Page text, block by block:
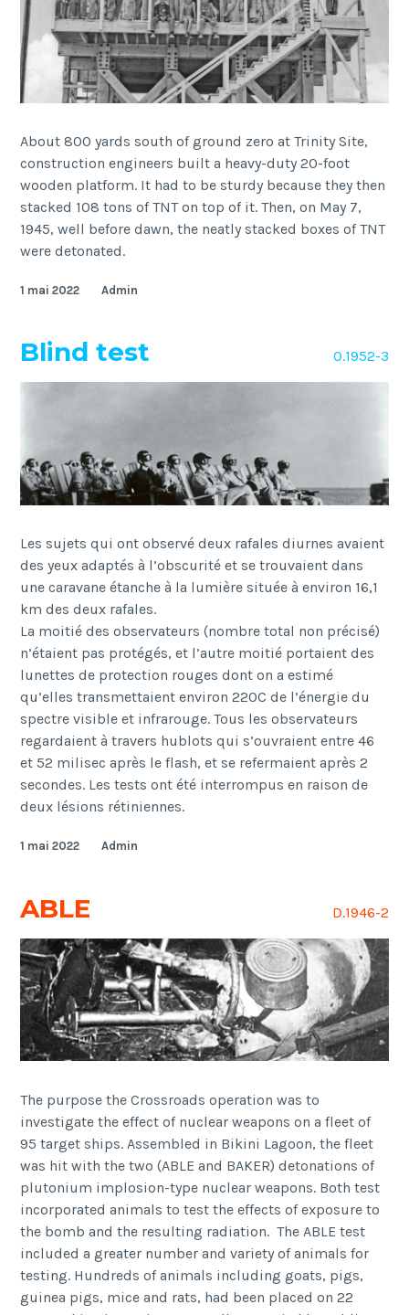
About 800 yards south of ground zero at Trinity Site,
construction engineers built a heavy-duty 20-foot
wooden platform. It had to be sturdy because they then
stacked 108 tons of TNT on top of it. Then, on May 7,
1945, well before dawn, the neatly stacked boxes of TNT
were detonated.
1 mai 2022 Admin
Blind test O.1952-3
Les sujets qui ont observé deux rafales diurnes avaient
des yeux adaptés à l’obscurité et se trouvaient dans
une caravane étanche à la lumière située à environ 16,1
km des deux rafales.
La moitié des observateurs (nombre total non précisé)
n’étaient pas protégés, et l’autre moitié portaient des
lunettes de protection rouges dont on a estimé
qu’elles transmettaient environ 220C de l’énergie du
spectre visible et infrarouge. Tous les observateurs
regardaient à travers hublots qui s’ouvraient entre 46
et 52 milisec après le flash, et se refermaient après 2
secondes. Les tests ont été interrompus en raison de
deux lésions rétiniennes.
1 mai 2022 Admin
ABLE D.1946-2
The purpose the Crossroads operation was to
investigate the effect of nuclear weapons on a fleet of
95 target ships. Assembled in Bikini Lagoon, the fleet
was hit with the two (ABLE and BAKER) detonations of
plutonium implosion-type nuclear weapons. Both test
incorporated animals to test the effects of exposure to
the bomb and the resulting radiation. The ABLE test
included a greater number and variety of animals for
testing. Hundreds of animals including goats, pigs,
guinea pigs, mice and rats, had been placed on 22